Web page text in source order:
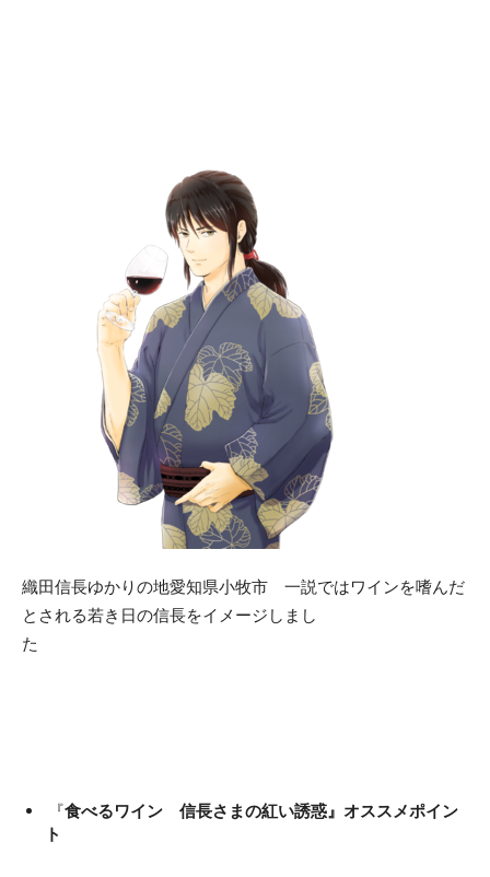
織田信長ゆかりの地愛知県小牧市 一説ではワインを嗜んだ
とされる若き日の信長をイメージしまし
た
『食べるワイン 信長さまの紅い誘惑』オススメポイン
ト